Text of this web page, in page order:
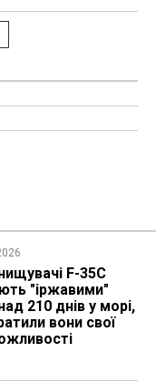
F-35C
"іржавими"
210 днів у морі,
вони свої